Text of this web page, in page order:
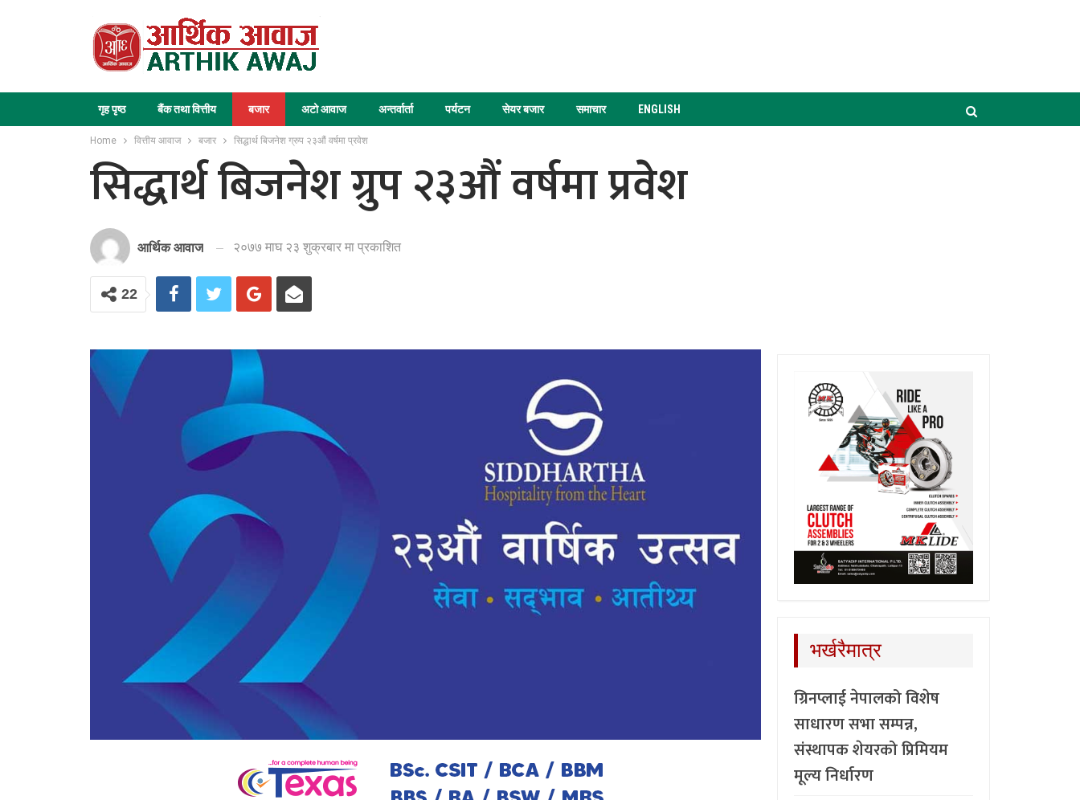
गृह पृष्ठ बैंक तथा वित्तीय बजार अटो आवाज अन्तर्वार्ता पर्यटन सेयर बजार समाचार ENGLISH
Home वित्तीय आवाज बजार सिद्धार्थ बिजनेश ग्रुप २३औं वर्षमा प्रवेश
सिद्धार्थ बिजनेश ग्रुप २३औं वर्षमा प्रवेश
आर्थिक आवाज २०७७ माघ २३ शुक्रबार मा प्रकाशित
22
भर्खरैमात्र
ग्रिनप्लाई नेपालको विशेष
साधारण सभा सम्पन्न,
संस्थापक शेयरको प्रिमियम
मूल्य निर्धारण